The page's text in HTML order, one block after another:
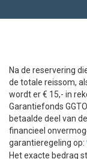
Na de reservering
de totale reissom,
wordt er € 15,- in
Garantiefonds
betaalde deel van
financieel
garantieregeling op:
Het exacte bedrag